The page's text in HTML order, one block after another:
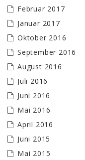
Februar 2017
Januar 2017
Oktober 2016
September 2016
August 2016
Juli 2016
Juni 2016
Mai 2016
April 2016
Juni 2015
Mai 2015